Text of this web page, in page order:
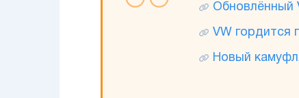
Обновлённый
VW гордится
Новый